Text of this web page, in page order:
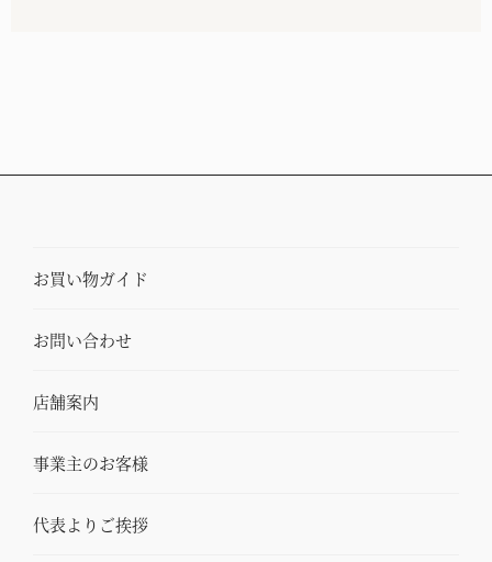
お買い物ガイド
お問い合わせ
店舗案内
事業主のお客様
代表よりご挨拶